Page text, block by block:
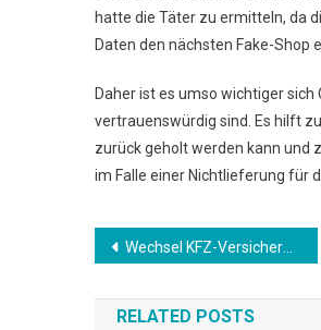
hatte die Täter zu ermitteln, da
Daten den nächsten Fake-Shop
Daher ist es umso wichtiger
vertrauenswürdig sind. Es hilft
zurück geholt werden kann und
im Falle einer Nichtlieferung für
Beitrags-
Navigation
Wechsel KFZ-Versicherung
RELATED POSTS